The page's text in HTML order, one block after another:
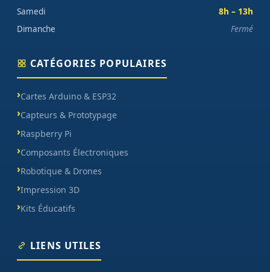
Samedi
8h – 13h
Dimanche
Fermé
CATÉGORIES POPULAIRES
Cartes Arduino & ESP32
Capteurs & Prototypage
Raspberry Pi
Composants Électroniques
Robotique & Drones
Impression 3D
Kits Éducatifs
LIENS UTILES